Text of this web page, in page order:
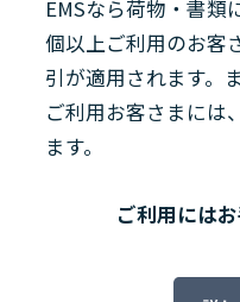
EMSなら荷物・書類
個以上ご利用のお客
引が適用されます。
ご利用お客さまには
ます。
ご利用には